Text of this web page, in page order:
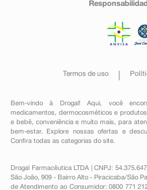
Termos de uso
Bem-vindo à Drogal! Aqui, você
medicamentos , dermocosméticos e
e bebê, conveniênciae muito mais, para
bem-estar. Explore nossas ofertas e
Confira todas as categorias do site.
Drogal Farmacêutica LTDA | CNPJ:
São João, 909 - Bairro Alto - Piracicaba/São
de Atendimento ao Consumidor: 0800 771